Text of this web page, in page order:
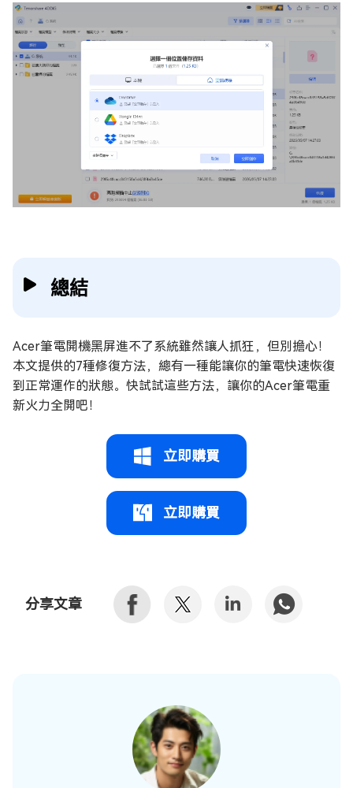
總結
Acer筆電開機黑屏進不了系統雖然讓人抓狂，但別擔心！
本文提供的7種修復方法，總有一種能讓你的筆電快速恢復
到正常運作的狀態。快試試這些方法，讓你的Acer筆電重
新火力全開吧！
立即購買
立即購買
分享文章